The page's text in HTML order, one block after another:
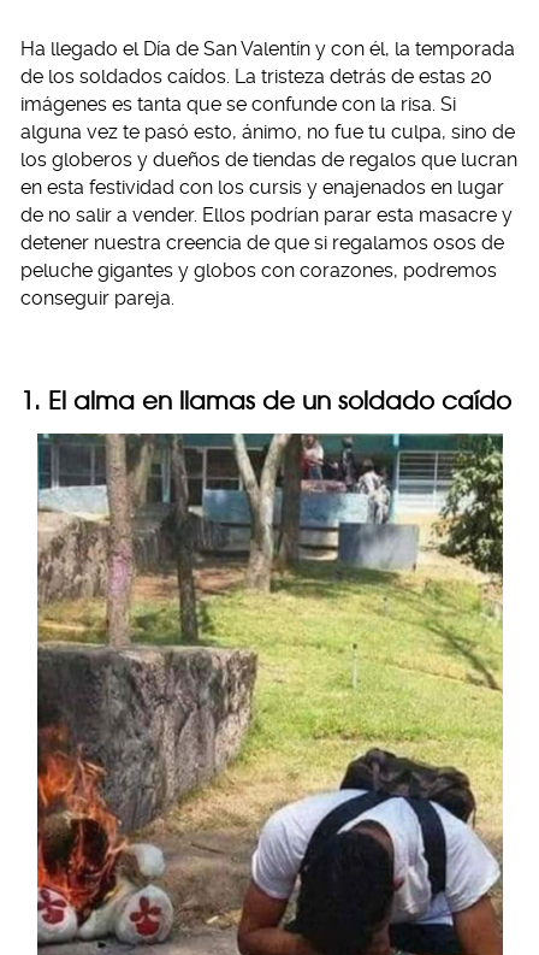
Ha llegado el Día de San Valentín y con él, la temporada
de los soldados caídos. La tristeza detrás de estas 20
imágenes es tanta que se confunde con la risa. Si
alguna vez te pasó esto, ánimo, no fue tu culpa, sino de
los globeros y dueños de tiendas de regalos que lucran
en esta festividad con los cursis y enajenados en lugar
de no salir a vender. Ellos podrían parar esta masacre y
detener nuestra creencia de que si regalamos osos de
peluche gigantes y globos con corazones, podremos
conseguir pareja.
1. El alma en llamas de un soldado caído